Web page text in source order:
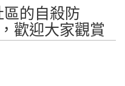
的自殺防
歡迎大家觀賞